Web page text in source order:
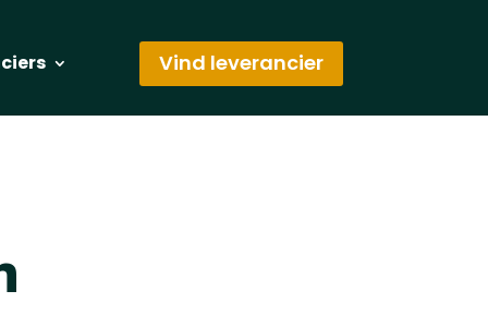
Vind leverancier